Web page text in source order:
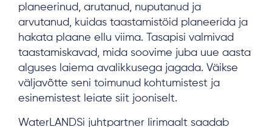
planeerinud, arutanud, nuputanud ja
arvutanud, kuidas taastamistöid planeerida ja
hakata plaane ellu viima. Tasapisi valmivad
taastamiskavad, mida soovime juba uue aasta
alguses laiema avalikkusega jagada. Väikse
väljavõtte seni toimunud kohtumistest ja
esinemistest leiate siit jooniselt.
WaterLANDSi juhtpartner Iirimaalt saadab